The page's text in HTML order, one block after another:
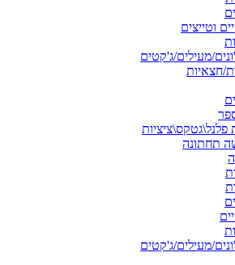
וטייצים
מעילים/ג'קטים
חצאיות
פלנל\גטקס\ציציות
תחתונה
מעילים/ג'קטים